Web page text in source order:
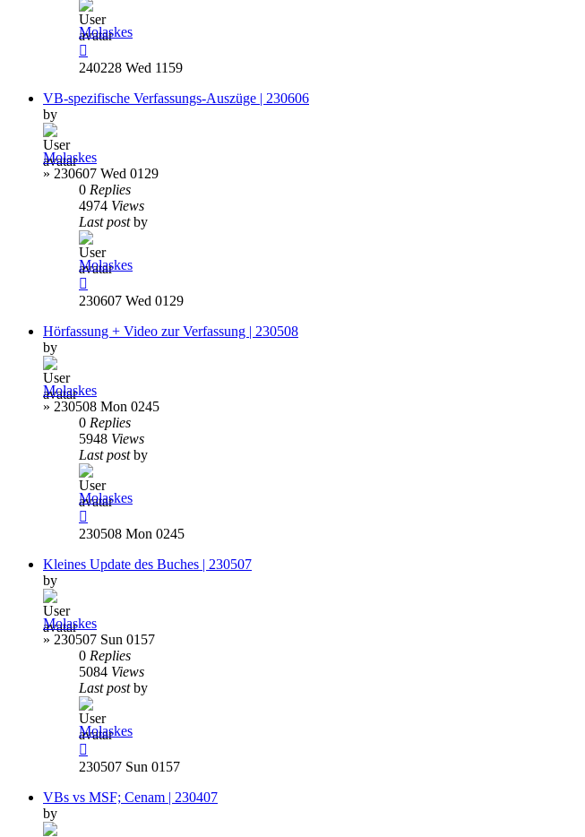
Molaskes
240228 Wed 1159
VB-spezifische Verfassungs-Auszüge | 230606
by
Molaskes
» 230607 Wed 0129
0 Replies
4974 Views
Last postby
Molaskes
230607 Wed 0129
Hörfassung + Video zur Verfassung | 230508
by
Molaskes
» 230508 Mon 0245
0 Replies
5948 Views
Last postby
Molaskes
230508 Mon 0245
Kleines Update des Buches | 230507
by
Molaskes
» 230507 Sun 0157
0 Replies
5084 Views
Last postby
Molaskes
230507 Sun 0157
VBs vs MSF; Cenam | 230407
by